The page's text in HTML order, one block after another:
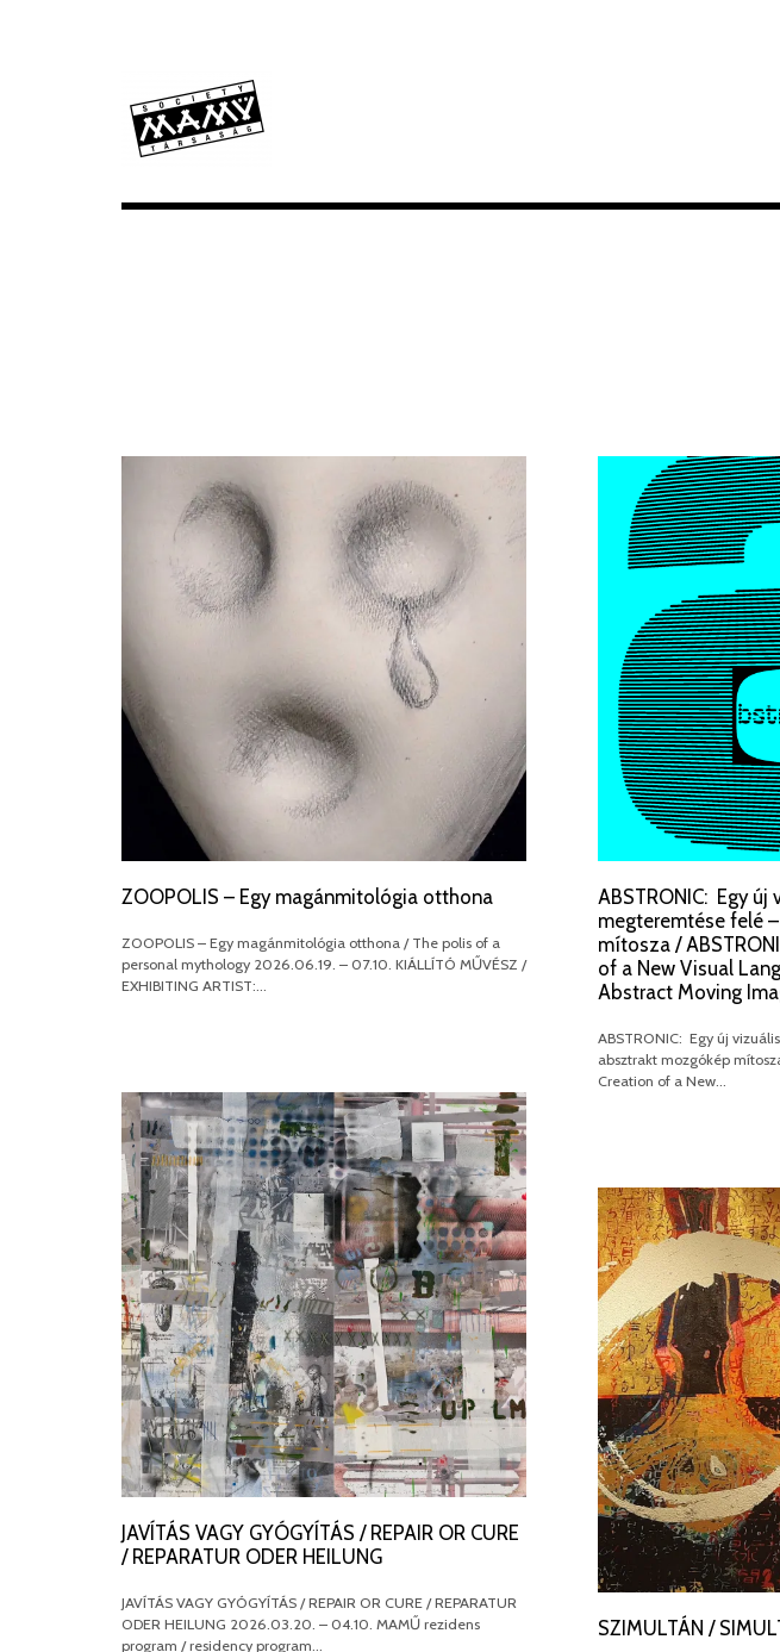
ZOOPOLIS – Egy magánmitológia otthona
ZOOPOLIS – Egy magánmitológia otthona / The polis of a
personal mythology 2026.06.19. – 07.10. KIÁLLÍTÓ MŰVÉSZ /
EXHIBITING ARTIST:…
ABSTRONIC: Egy új
megteremtése felé
mítosza /
of a New Visual
Abstract Moving
ABSTRONIC: Egy új
absztrakt mozgókép
Creation of a New…
JAVÍTÁS VAGY GYÓGYÍTÁS / REPAIR OR CURE
/ REPARATUR ODER HEILUNG
JAVÍTÁS VAGY GYÓGYÍTÁS / REPAIR OR CURE / REPARATUR
ODER HEILUNG 2026.03.20. – 04.10. MAMŰ rezidens
program / residency program…
SZIMULTÁN /